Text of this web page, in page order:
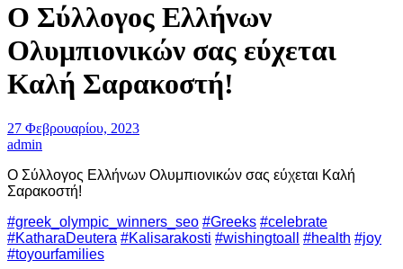
Ο Σύλλογος Ελλήνων
Ολυμπιονικών σας εύχεται
Καλή Σαρακοστή!
27 Φεβρουαρίου, 2023
admin
Ο Σύλλογος Ελλήνων Ολυμπιονικών σας εύχεται Καλή
Σαρακοστή!
#greek_olympic_winners_seo #Greeks #celebrate
#KatharaDeutera #Kalisarakosti #wishingtoall #health #joy
#toyourfamilies